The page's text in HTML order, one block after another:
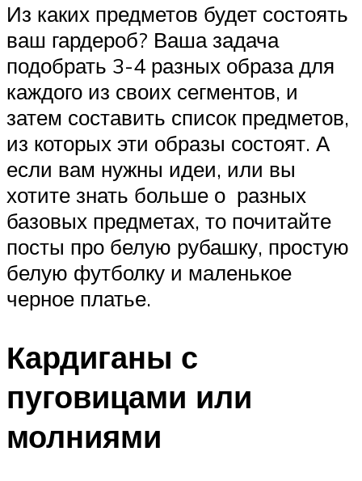
Из каких предметов будет состоять
ваш гардероб? Ваша задача
подобрать 3-4 разных образа для
каждого из своих сегментов, и
затем составить список предметов,
из которых эти образы состоят. А
если вам нужны идеи, или вы
хотите знать больше о разных
базовых предметах, то почитайте
посты про белую рубашку, простую
белую футболку и маленькое
черное платье.
Кардиганы с
пуговицами или
молниями